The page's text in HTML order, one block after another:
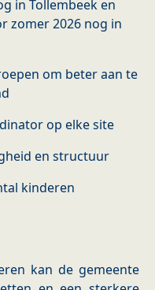
in Tollembeek en
zomer 2026 nog in
om beter aan te
op elke site
en structuur
kinderen
kan de gemeente